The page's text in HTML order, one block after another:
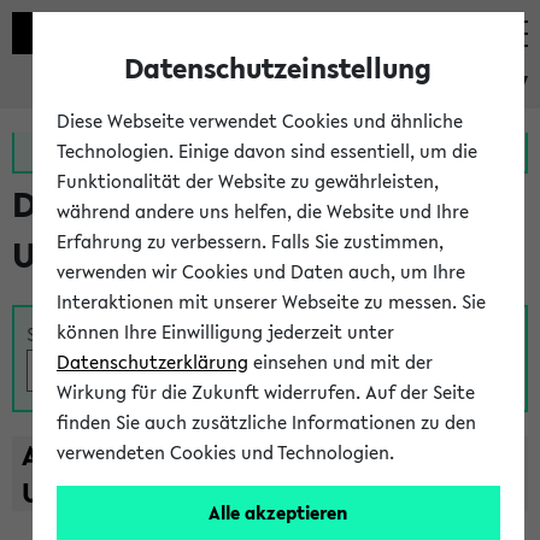
eKVV
Zur MeineUni App Zum MeineUni Portal
Das Lehrangebot der
Universität Bielefeld
Suche
A B C D E F G H I J K L M N O
U
V W X Y
Z
Datenschutzeinstellung
Diese Webseite verwendet Cookies und ähnliche
Technologien. Einige davon sind essentiell, um die
Funktionalität der Website zu gewährleisten,
während andere uns helfen, die Website und Ihre
Erfahrung zu verbessern. Falls Sie zustimmen,
verwenden wir Cookies und Daten auch, um Ihre
Interaktionen mit unserer Webseite zu messen. Sie
können Ihre Einwilligung jederzeit unter
Datenschutzerklärung einsehen und mit der
Wirkung für die Zukunft widerrufen. Auf der Seite
finden Sie auch zusätzliche Informationen zu den
verwendeten Cookies und Technologien.
Alle akzeptieren